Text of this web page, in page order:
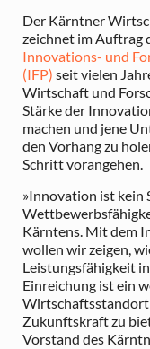
Der Kärntner
zeichnet im Auftrag
Innovations- und
(IFP) seit vielen
Wirtschaft und
Stärke der
machen und jene
den Vorhang zu
Schritt vorangehen.
»Innovation ist kein
Kärntens. Mit dem
wollen wir zeigen,
Leistungsfähigkeit
Einreichung ist ein
Wirtschaftsstandort
Zukunftskraft zu
Vorstand des